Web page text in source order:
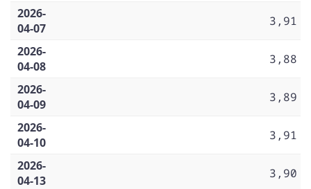
2026-
04-07
3,91
2026-
04-08
3,88
2026-
04-09
3,89
2026-
04-10
3,91
2026-
04-13
3,90